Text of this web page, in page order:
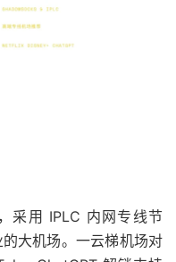
采用 IPLC 内网专线节
大机场。一云梯机场对